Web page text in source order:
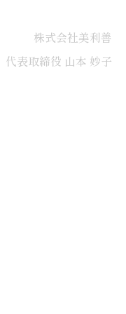
株式会社美利善
代表取締役 山本 妙子